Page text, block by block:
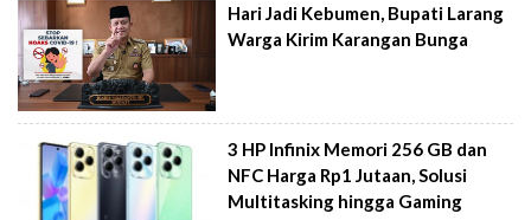
Hari Jadi Kebumen, Bupati Larang
Warga Kirim Karangan Bunga
3 HP Infinix Memori 256 GB dan
NFC Harga Rp1 Jutaan, Solusi
Multitasking hingga Gaming